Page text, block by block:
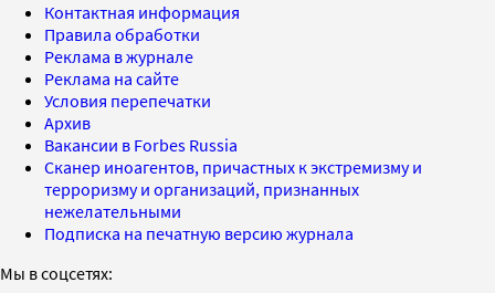
Контактная информация
Правила обработки
Реклама в журнале
Реклама на сайте
Условия перепечатки
Архив
Вакансии в Forbes Russia
Сканер иноагентов, причастных к экстремизму и
терроризму и организаций, признанных
нежелательными
Подписка на печатную версию журнала
Мы в соцсетях: